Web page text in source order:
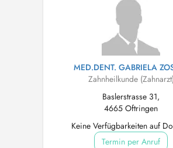
MED.DENT. GABRIELA
Zahnheilkunde (Zahnarzt)
Baslerstrasse 31,
4665 Oftringen
Keine Verfügbarkeiten auf
Termin per Anruf